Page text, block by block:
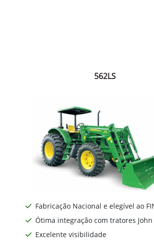
562LS
Fabricação Nacional e elegível ao
Ótima integração com tratores John
Excelente visibilidade